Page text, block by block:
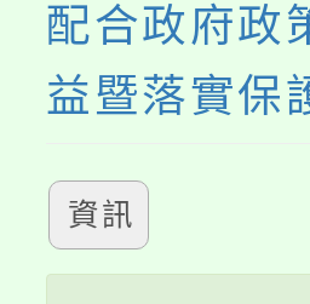
配合政府政
益暨落實保
資訊